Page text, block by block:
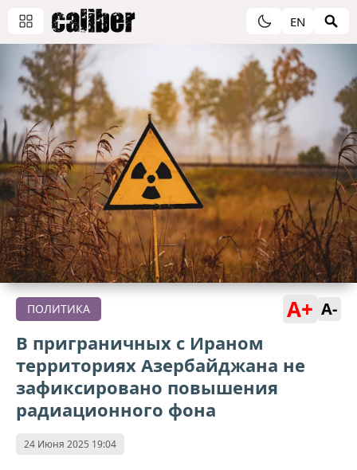
EN
ПОЛИТИКА A+ A-
В приграничных с Ираном
территориях Азербайджана не
зафиксировано повышения
радиационного фона
24 Июня 2025 19:04